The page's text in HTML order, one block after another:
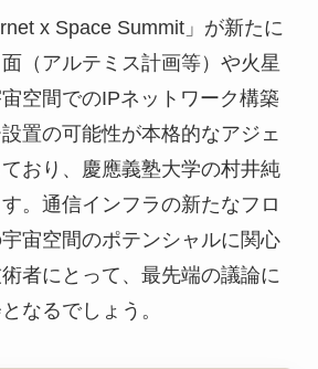
x Space Summit」が新たに
（アルテミス計画等）や火星
空間でのIPネットワーク構築
置の可能性が本格的なアジェ
おり、慶應義塾大学の村井純
。通信インフラの新たなフロ
宙空間のポテンシャルに関心
者にとって、最先端の議論に
なるでしょう。